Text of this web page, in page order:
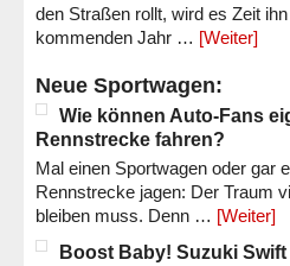
den Straßen rollt, wird es Zeit
kommenden Jahr … [Weiter]
Neue Sportwagen:
Wie können Auto-Fans
Rennstrecke fahren?
Mal einen Sportwagen oder gar
Rennstrecke jagen: Der Traum
bleiben muss. Denn … [Weiter]
Boost Baby! Suzuki